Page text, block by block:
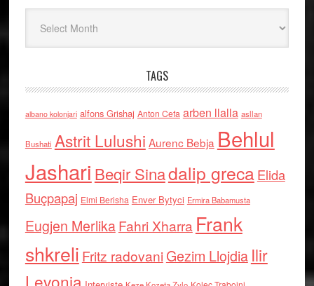
TAGS
albano kolonjari alfons Grishaj Anton Cefa arben llalla asllan
Bushati Astrit Lulushi Aurenc Bebja Behlul
Jashari Beqir Sinadalip grecaElida
Buçpapaj Elmi Berisha Enver Bytyci Ermira Babamusta
Eugjen MerlikaFahri Xharra Frank
shkreli Fritz radovaniGezim Llojdia Ilir
Levonja